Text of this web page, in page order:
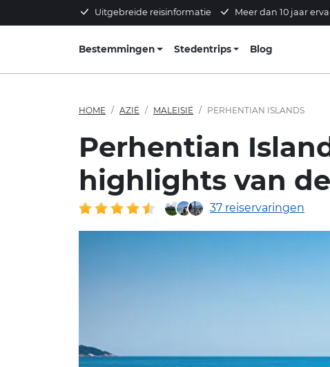
Uitgebreide reisinformatie Meer dan 10 jaar
Bestemmingen Stedentrips Blog
HOME AZIË MALEISIË PERHENTIAN ISLANDS
Perhentian
highlights van de
37 reiservaringen